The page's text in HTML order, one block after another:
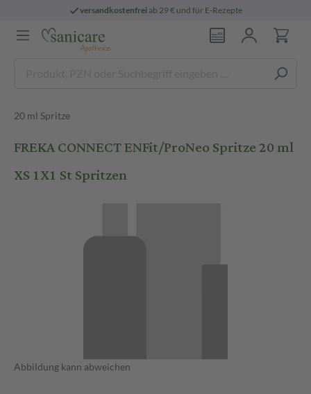
versandkostenfreiab 29 € und für E-Rezepte
20 ml Spritze
FREKA CONNECT ENFit/ProNeo Spritze 20 ml
XS 1X1 St Spritzen
Abbildung kann abweichen